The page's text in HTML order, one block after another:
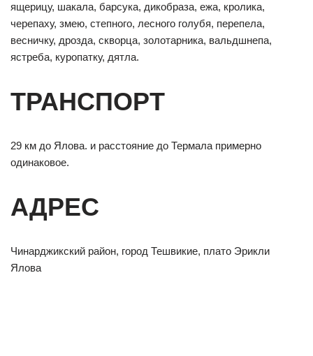
ящерицу, шакала, барсука, дикобраза, ежа, кролика,
черепаху, змею, степного, лесного голубя, перепела,
весничку, дрозда, скворца, золотарника, вальдшнепа,
ястреба, куропатку, дятла.
ТРАНСПОРТ
29 км до Ялова. и расстояние до Термала примерно
одинаковое.
АДРЕС
Чинарджикский район, город Тешвикие, плато Эрикли
Ялова